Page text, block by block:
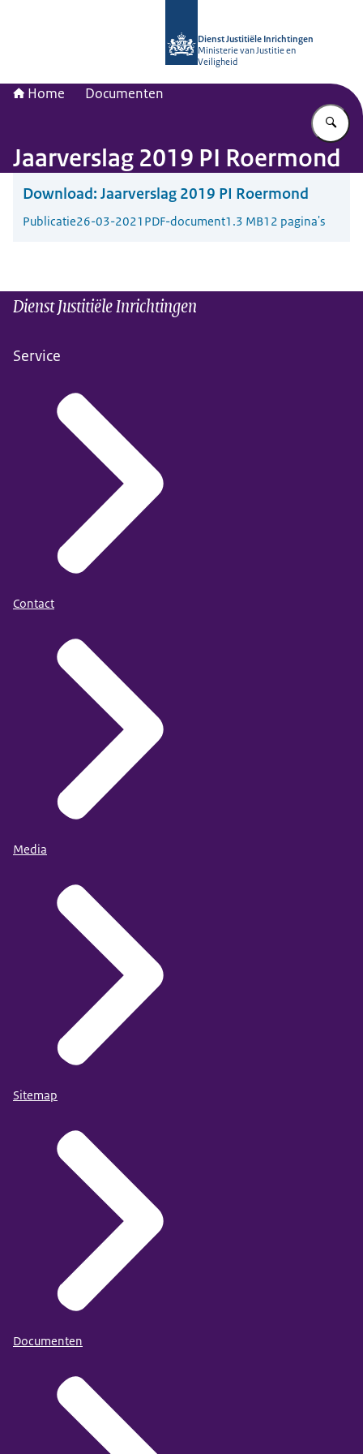
Dienst Justitiële Inrichtingen
Ministerie van Justitie en
Veiligheid
Home Documenten
Jaarverslag 2019 PI Roermond
Download: Jaarverslag 2019 PI Roermond
Publicatie26-03-2021 PDF-document1.3 MB12 pagina's
Dienst Justitiële Inrichtingen
Service
Contact
Media
Sitemap
Documenten